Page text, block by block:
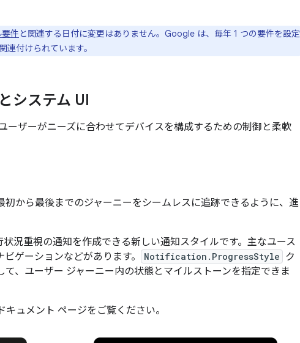
件 と関連する日付に変更はありません。Google は、毎年 1 つの要件を設定
連付けられています。
システム UI
ーザーがニーズに合わせてデバイスを構成するための制御と柔軟
から最後までのジャーニーをシームレスに追跡できるように、進
状況重視の通知を作成できる新しい通知スタイルです。主なユース
ゲーションなどがあります。
Notification.ProgressStyle
ク
て、ユーザー ジャーニー内の状態とマイルストーンを指定できま
キュメント ページをご覧ください。